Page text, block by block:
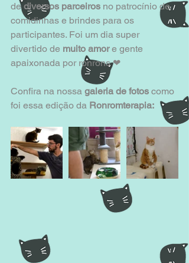
de diversos parceiros no patrocínio de
comidinhas e brindes para os
participantes. Foi um dia super
divertido de muito amor e gente
apaixonada por ronrons ❤
Confira na nossa galeria de fotos como
foi essa edição da Ronromterapia: